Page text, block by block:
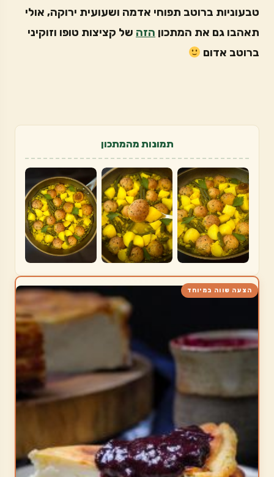
טבעוניות ברוטב תפוחי אדמה ושעועית ירוקה, אולי
תאהבו גם את המתכון הזה של קציצות טופו וזוקיני
ברוטב אדום
תמונות מהמתכון
הצעה שווה במיוחד